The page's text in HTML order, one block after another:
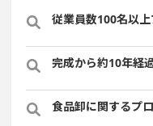
従業員数100名以
完成から約10年経
食品卸に関するプ